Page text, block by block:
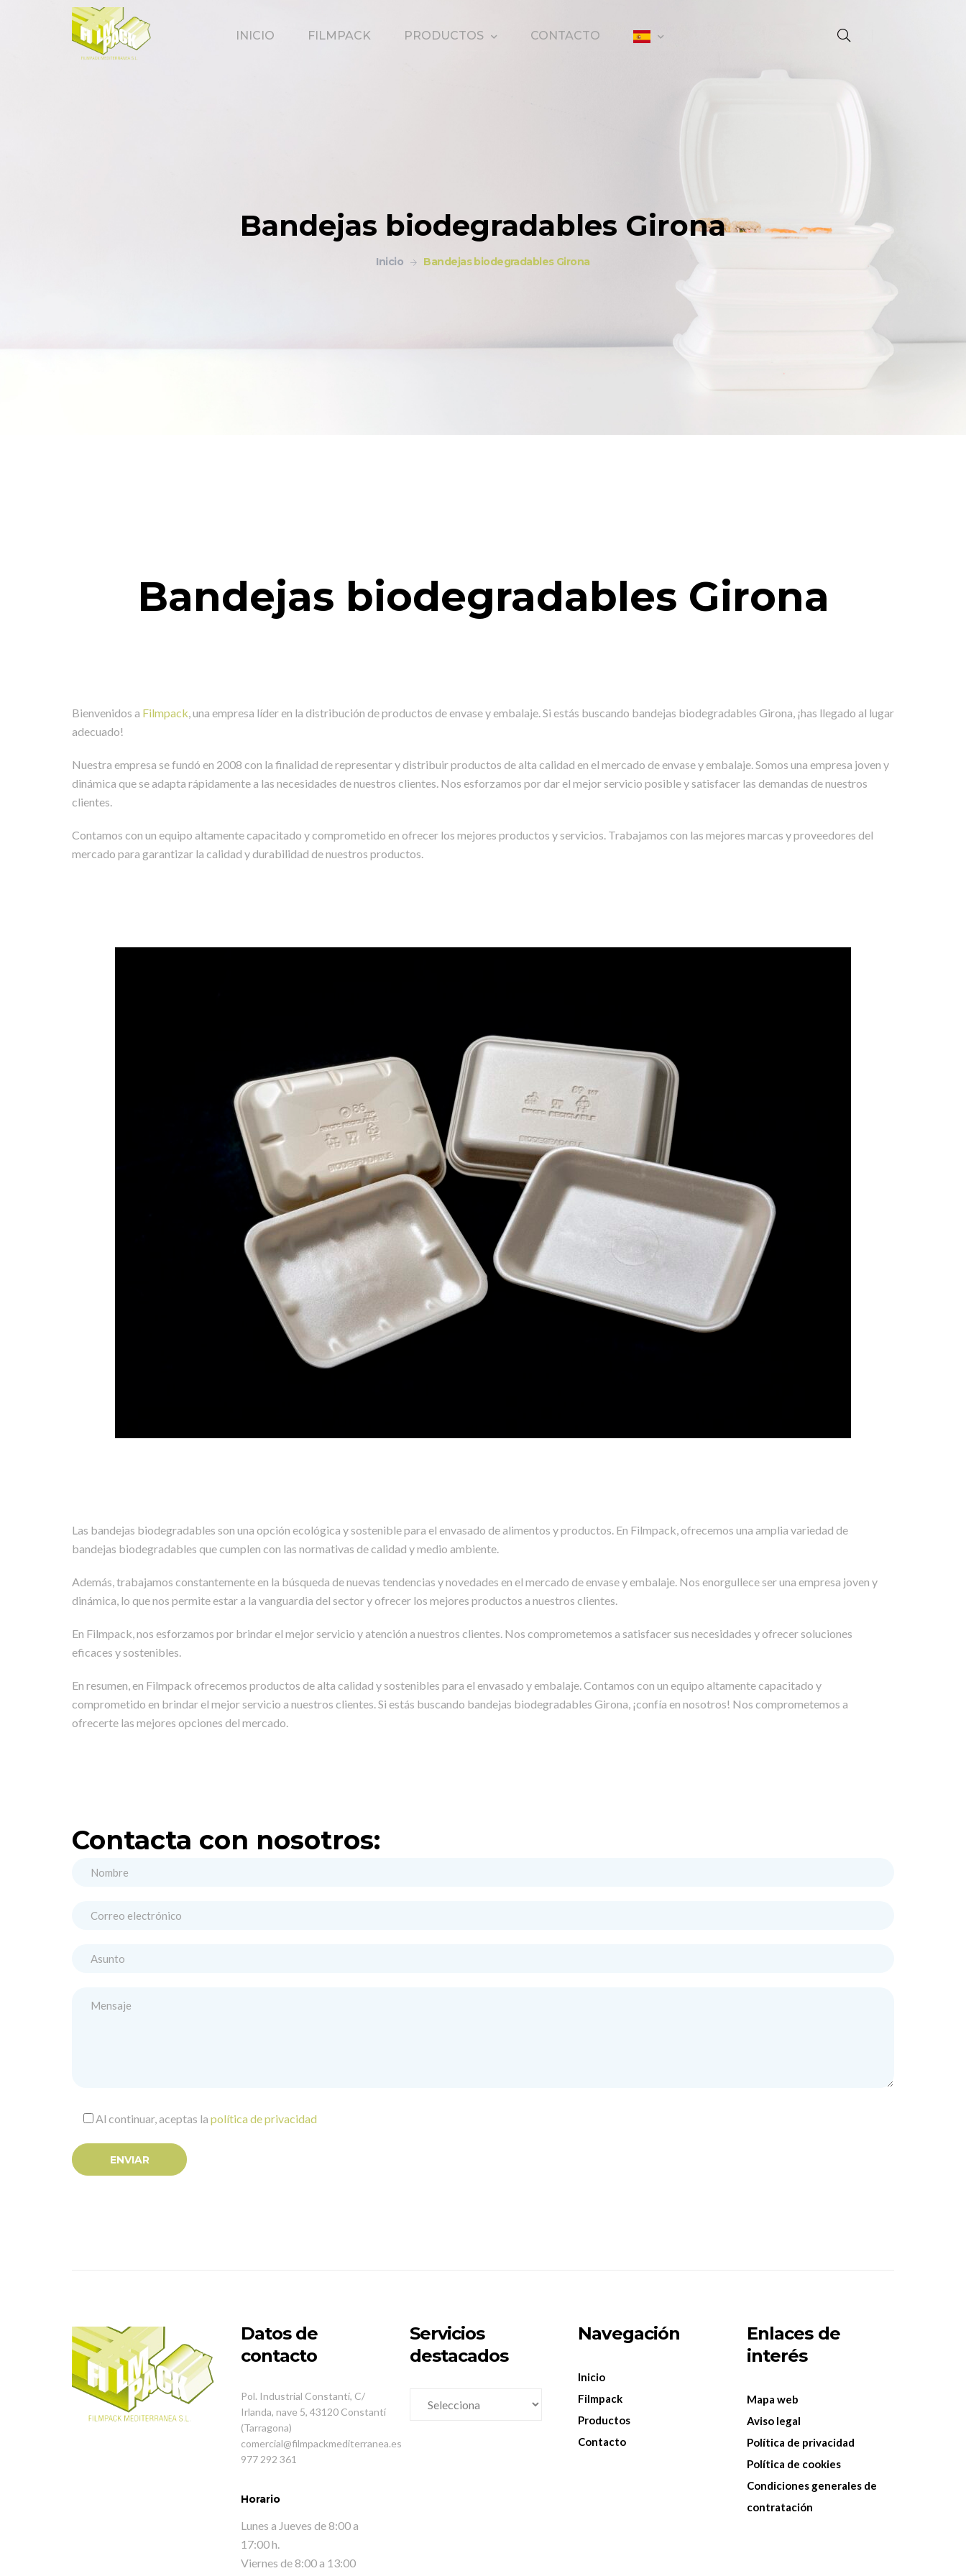
INICIO FILMPACK PRODUCTOS CONTACTO
Bandejas biodegradables Girona
Inicio Bandejas biodegradables Girona
Bandejas biodegradables Girona
Bienvenidos a Filmpack, una empresa líder en la distribución de productos de envase y embalaje. Si estás buscando bandejas biodegradables Girona, ¡has llegado al lugar
adecuado!
Nuestra empresa se fundó en 2008 con la finalidad de representar y distribuir productos de alta calidad en el mercado de envase y embalaje. Somos una empresa joven y
dinámica que se adapta rápidamente a las necesidades de nuestros clientes. Nos esforzamos por dar el mejor servicio posible y satisfacer las demandas de nuestros
clientes.
Contamos con un equipo altamente capacitado y comprometido en ofrecer los mejores productos y servicios. Trabajamos con las mejores marcas y proveedores del
mercado para garantizar la calidad y durabilidad de nuestros productos.
Las bandejas biodegradables son una opción ecológica y sostenible para el envasado de alimentos y productos. En Filmpack, ofrecemos una amplia variedad de
bandejas biodegradables que cumplen con las normativas de calidad y medio ambiente.
Además, trabajamos constantemente en la búsqueda de nuevas tendencias y novedades en el mercado de envase y embalaje. Nos enorgullece ser una empresa joven y
dinámica, lo que nos permite estar a la vanguardia del sector y ofrecer los mejores productos a nuestros clientes.
En Filmpack, nos esforzamos por brindar el mejor servicio y atención a nuestros clientes. Nos comprometemos a satisfacer sus necesidades y ofrecer soluciones
eficaces y sostenibles.
En resumen, en Filmpack ofrecemos productos de alta calidad y sostenibles para el envasado y embalaje. Contamos con un equipo altamente capacitado y
comprometido en brindar el mejor servicio a nuestros clientes. Si estás buscando bandejas biodegradables Girona, ¡confía en nosotros! Nos comprometemos a
ofrecerte las mejores opciones del mercado.
Contacta con nosotros:
Al continuar, aceptas la política de privacidad
Datos de
contacto
Pol. Industrial Constantí, C/
Irlanda, nave 5, 43120 Constantí
(Tarragona)
comercial@filmpackmediterranea.es
977 292 361
Horario
Lunes a Jueves de 8:00 a
17:00 h.
Viernes de 8:00 a 13:00
Servicios
destacados
Navegación
Inicio
Filmpack
Productos
Contacto
Enlaces de
interés
Mapa web
Aviso legal
Política de privacidad
Política de cookies
Condiciones generales de
contratación